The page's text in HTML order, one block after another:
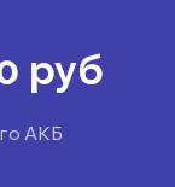
руб
АКБ